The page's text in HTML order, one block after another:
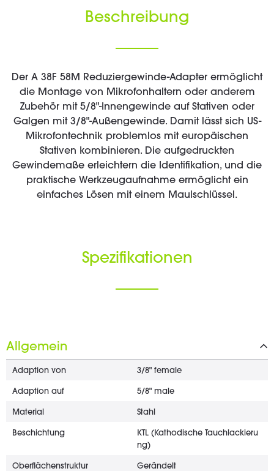
Beschreibung
Der A 38F 58M Reduziergewinde-Adapter ermöglicht
die Montage von Mikrofonhaltern oder anderem
Zubehör mit 5/8"-Innengewinde auf Stativen oder
Galgen mit 3/8"-Außengewinde. Damit lässt sich US-
Mikrofontechnik problemlos mit europäischen
Stativen kombinieren. Die aufgedruckten
Gewindemaße erleichtern die Identifikation, und die
praktische Werkzeugaufnahme ermöglicht ein
einfaches Lösen mit einem Maulschlüssel.
Spezifikationen
Allgemein
Adaption von 3/8" female
Adaption auf 5/8" male
Material Stahl
Beschichtung
KTL (Kathodische Tauchlackieru
ng)
Oberflächenstruktur Gerändelt